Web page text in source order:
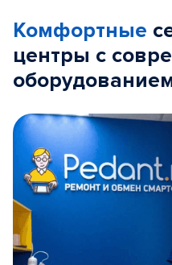
Комфортные
центры с